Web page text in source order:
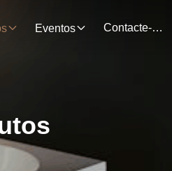
Eventos Contacte-Nos